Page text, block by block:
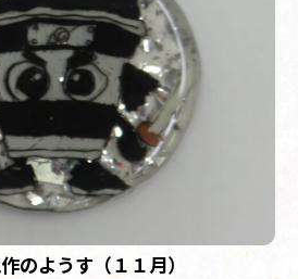
のようす（１１月）